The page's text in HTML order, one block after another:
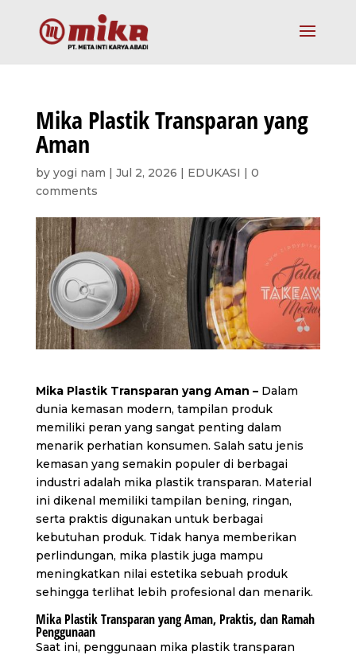
Mika Plastik Transparan yang
Aman
by yogi nam | Jul 2, 2026 | EDUKASI | 0
comments
Mika Plastik Transparan yang Aman – Dalam
dunia kemasan modern, tampilan produk
memiliki peran yang sangat penting dalam
menarik perhatian konsumen. Salah satu jenis
kemasan yang semakin populer di berbagai
industri adalah mika plastik transparan. Material
ini dikenal memiliki tampilan bening, ringan,
serta praktis digunakan untuk berbagai
kebutuhan produk. Tidak hanya memberikan
perlindungan, mika plastik juga mampu
meningkatkan nilai estetika sebuah produk
sehingga terlihat lebih profesional dan menarik.
Mika Plastik Transparan yang Aman, Praktis, dan Ramah
Penggunaan
Saat ini, penggunaan mika plastik transparan